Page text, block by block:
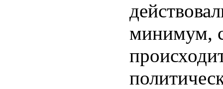
минимум,